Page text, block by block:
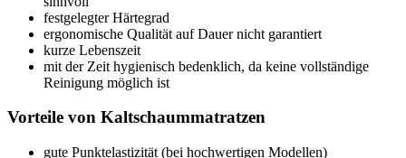
festgelegter Härtegrad
ergonomische Qualität auf Dauer nicht garantiert
kurze Lebenszeit
mit der Zeit hygienisch bedenklich, da keine vollständige
Reinigung möglich ist
Vorteile von Kaltschaummatratzen
gute Punktelastizität (bei hochwertigen Modellen)